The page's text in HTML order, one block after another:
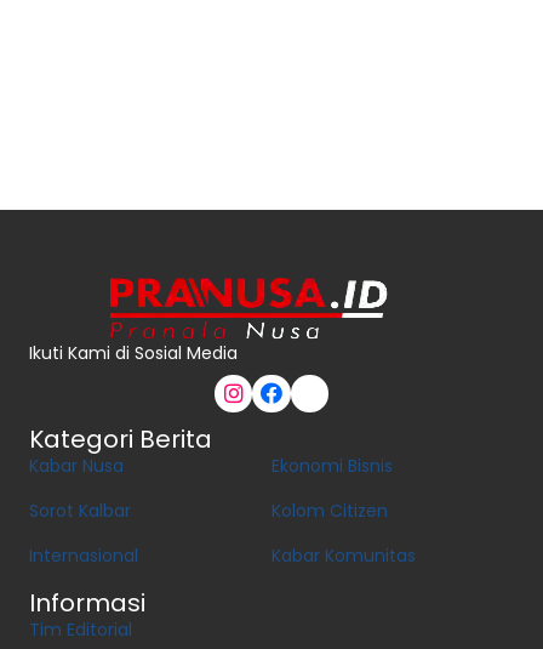
Ikuti Kami di Sosial Media
Kategori Berita
Kabar Nusa
Sorot Kalbar
Internasional
Ekonomi Bisnis
Kolom Citizen
Kabar Komunitas
Informasi
Tim Editorial